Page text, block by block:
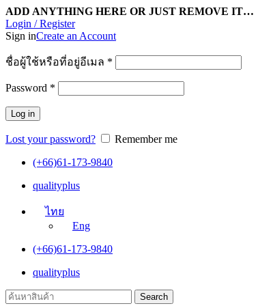
ADD ANYTHING HERE OR JUST REMOVE IT…
Login / Register
Sign inCreate an Account
ชื่อผู้ใช้หรือที่อยู่อีเมล *
Password *
Log in
Lost your password?
Remember me
(+66)61-173-9840
qualityplus
ไทย
Eng
(+66)61-173-9840
qualityplus
Search